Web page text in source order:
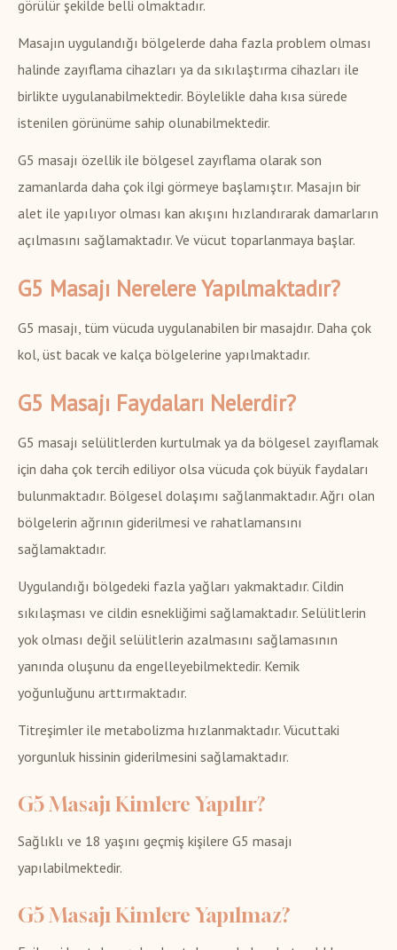
görülür şekilde belli olmaktadır.
Masajın uygulandığı bölgelerde daha fazla problem olması
halinde zayıflama cihazları ya da sıkılaştırma cihazları ile
birlikte uygulanabilmektedir. Böylelikle daha kısa sürede
istenilen görünüme sahip olunabilmektedir.
G5 masajı özellik ile bölgesel zayıflama olarak son
zamanlarda daha çok ilgi görmeye başlamıştır. Masajın bir
alet ile yapılıyor olması kan akışını hızlandırarak damarların
açılmasını sağlamaktadır. Ve vücut toparlanmaya başlar.
G5 Masajı Nerelere Yapılmaktadır?
G5 masajı, tüm vücuda uygulanabilen bir masajdır. Daha çok
kol, üst bacak ve kalça bölgelerine yapılmaktadır.
G5 Masajı Faydaları Nelerdir?
G5 masajı selülitlerden kurtulmak ya da bölgesel zayıflamak
için daha çok tercih ediliyor olsa vücuda çok büyük faydaları
bulunmaktadır. Bölgesel dolaşımı sağlanmaktadır. Ağrı olan
bölgelerin ağrının giderilmesi ve rahatlamansını
sağlamaktadır.
Uygulandığı bölgedeki fazla yağları yakmaktadır. Cildin
sıkılaşması ve cildin esnekliğimi sağlamaktadır. Selülitlerin
yok olması değil selülitlerin azalmasını sağlamasının
yanında oluşunu da engelleyebilmektedir. Kemik
yoğunluğunu arttırmaktadır.
Titreşimler ile metabolizma hızlanmaktadır. Vücuttaki
yorgunluk hissinin giderilmesini sağlamaktadır.
G5 Masajı Kimlere Yapılır?
Sağlıklı ve 18 yaşını geçmiş kişilere G5 masajı
yapılabilmektedir.
G5 Masajı Kimlere Yapılmaz?